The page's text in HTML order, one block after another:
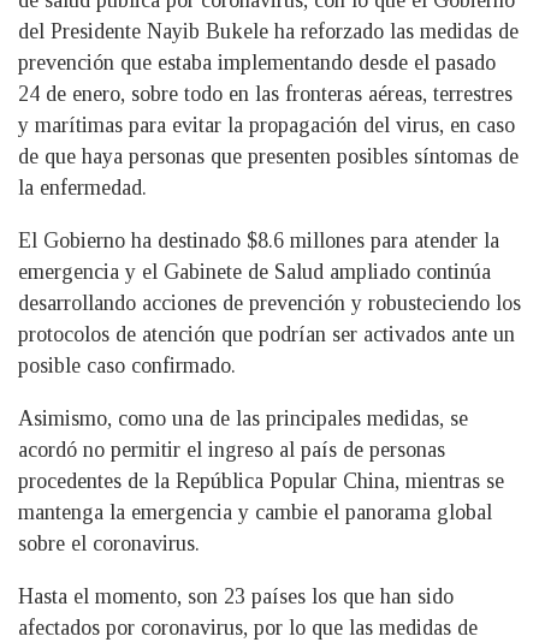
del Presidente Nayib Bukele ha reforzado las medidas de
prevención que estaba implementando desde el pasado
24 de enero, sobre todo en las fronteras aéreas, terrestres
y marítimas para evitar la propagación del virus, en caso
de que haya personas que presenten posibles síntomas de
la enfermedad.
El Gobierno ha destinado $8.6 millones para atender la
emergencia y el Gabinete de Salud ampliado continúa
desarrollando acciones de prevención y robusteciendo los
protocolos de atención que podrían ser activados ante un
posible caso confirmado.
Asimismo, como una de las principales medidas, se
acordó no permitir el ingreso al país de personas
procedentes de la República Popular China, mientras se
mantenga la emergencia y cambie el panorama global
sobre el coronavirus.
Hasta el momento, son 23 países los que han sido
afectados por coronavirus, por lo que las medidas de